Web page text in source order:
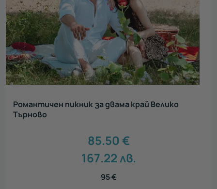
Романтичен пикник за двама край Велико
Търново
85.50 €
167.22лв.
95€